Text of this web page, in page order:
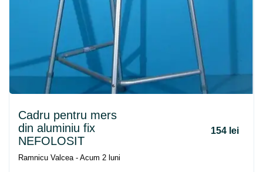
Cadru pentru mers
din aluminiu fix
NEFOLOSIT
154 lei
Ramnicu Valcea - Acum 2 luni